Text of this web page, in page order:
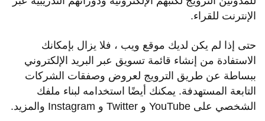
الإنترنت للقراء.
حتى إذا لم يكن لديك موقع ويب ، فلا يزال بإمكانك
الاستفادة من إنشاء قائمة تسويق عبر البريد الإلكتروني
ببساطة عن طريق الترويج لعروض وصفقات الشركات
التابعة المستهدفة. يمكنك أيضًا استخدامه لبناء ملفك
الشخصي على YouTube و Twitter و Instagram والمزيد.